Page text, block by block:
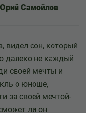
Самойлов
видел сон, который
далеко не каждый
своей мечты и
о юноше,
за своей мечтой-
ли он